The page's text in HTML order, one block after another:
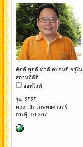
คิดดี พูดดี ทำดี คบคนดี อยู่ใน
สถานที่ดีดี
ออฟไลน์
รุ่น: 2525
คณะ: สัตวแพทยศาสตร์
กระทู้: 10,307